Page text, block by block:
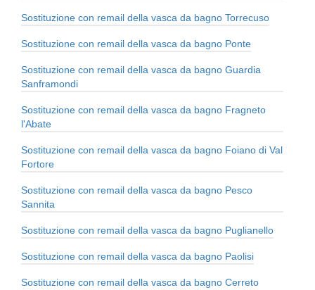
Sostituzione con remail della vasca da bagno Torrecuso
Sostituzione con remail della vasca da bagno Ponte
Sostituzione con remail della vasca da bagno Guardia
Sanframondi
Sostituzione con remail della vasca da bagno Fragneto
l'Abate
Sostituzione con remail della vasca da bagno Foiano di Val
Fortore
Sostituzione con remail della vasca da bagno Pesco
Sannita
Sostituzione con remail della vasca da bagno Puglianello
Sostituzione con remail della vasca da bagno Paolisi
Sostituzione con remail della vasca da bagno Cerreto